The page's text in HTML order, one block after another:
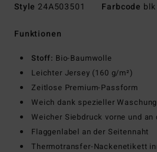
Style 24A503501 Farbcode blk
Funktionen
Stoff: Bio-Baumwolle
Leichter Jersey (160 g/m²)
Zeitlose Premium-Passform
Weich dank spezieller Waschung
Weicher Siebdruck vorne und an
Flaggenlabel an der Seitennaht
Thermotransfer-Nackenetikett